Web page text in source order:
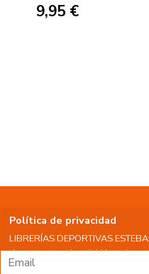
9,95 €
Política de privacidad
LIBRERÍAS DEPORTIVAS
datos personales del Usuario,
tratamiento: